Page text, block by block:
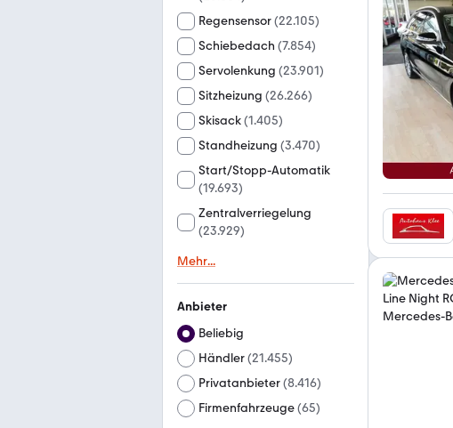
Regensensor(22.105)
Schiebedach (7.854)
Servolenkung (23.901)
Sitzheizung (26.266)
Skisack(1.405)
Standheizung (3.470)
Start/Stopp-Automatik
(19.693)
Zentralverriegelung
(23.929)
Mehr...
Anbieter
Beliebig
Händler(21.455)
Privatanbieter(8.416)
Firmenfahrzeuge(65)